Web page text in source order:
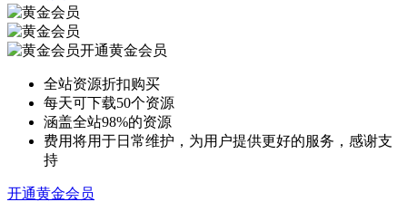
开通黄金会员
全站资源折扣购买
每天可下载50个资源
涵盖全站98%的资源
费用将用于日常维护，为用户提供更好的服务，感谢支
持
开通黄金会员